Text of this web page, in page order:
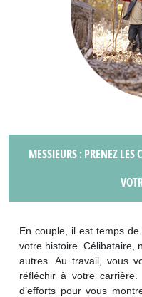
MESSIEURS : PRENEZ LES
En couple, il est temps
votre histoire. Célibataire,
autres. Au travail, vous
réfléchir à votre
d’efforts pour vous